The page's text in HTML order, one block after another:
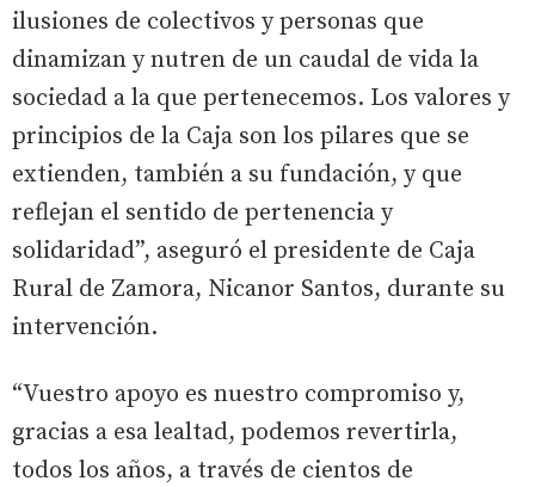
ilusiones de colectivos y personas que
dinamizan y nutren de un caudal de vida la
sociedad a la que pertenecemos. Los valores y
principios de la Caja son los pilares que se
extienden, también a su fundación, y que
reflejan el sentido de pertenencia y
solidaridad”, aseguró el presidente de Caja
Rural de Zamora, Nicanor Santos, durante su
intervención.
“Vuestro apoyo es nuestro compromiso y,
gracias a esa lealtad, podemos revertirla,
todos los años, a través de cientos de